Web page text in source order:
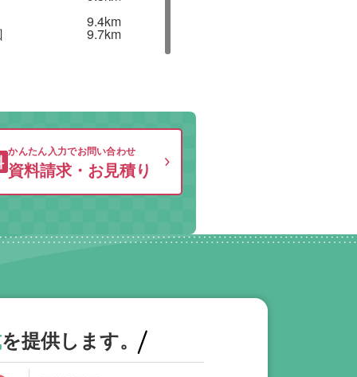
9.4km
9.7km
かんたん入力でお問い合わせ
資料請求・お見積り
を提供します。